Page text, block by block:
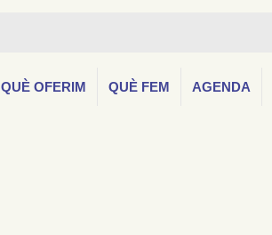
QUÈ OFERIM QUÈ FEM AGENDA